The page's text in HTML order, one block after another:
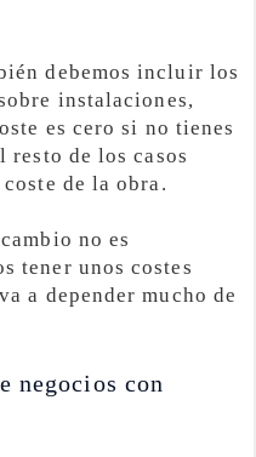
debemos incluir los
instalaciones,
es cero si no tienes
resto de los casos
de la obra.
no es
tener unos costes
a depender mucho de
negocios con